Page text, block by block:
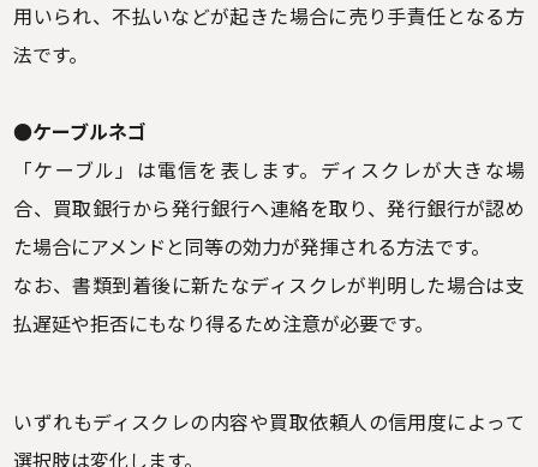
用いられ、不払いなどが起きた場合に売り手責任となる方
法です。
●ケーブルネゴ
「ケーブル」は電信を表します。ディスクレが大きな場
合、買取銀行から発行銀行へ連絡を取り、発行銀行が認め
た場合にアメンドと同等の効力が発揮される方法です。
なお、書類到着後に新たなディスクレが判明した場合は支
払遅延や拒否にもなり得るため注意が必要です。
いずれもディスクレの内容や買取依頼人の信用度によって
選択肢は変化します。